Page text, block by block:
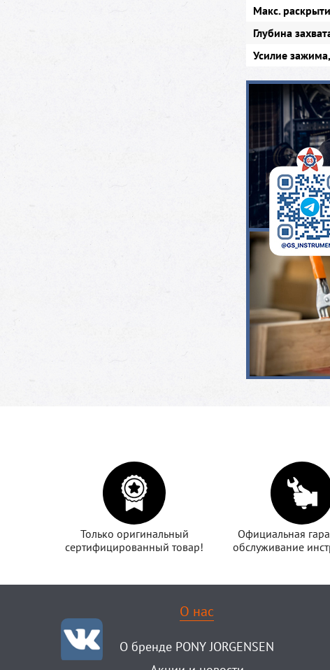
Макс.
Глубина
Усилие
Только оригинальный
сертифицированный товар!
Официальная
обслуживание
О нас
О бренде PONY JORGENSEN